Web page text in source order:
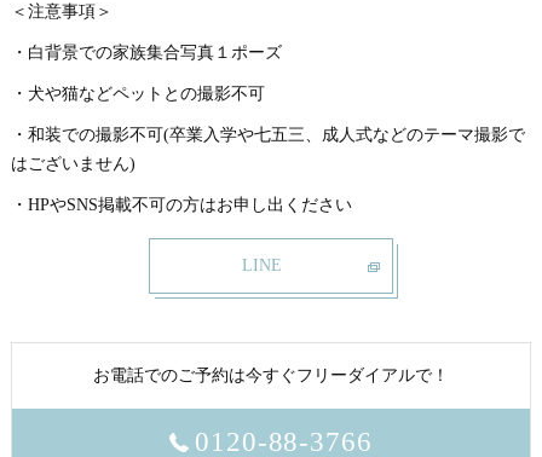
＜注意事項＞
・白背景での家族集合写真１ポーズ
・犬や猫などペットとの撮影不可
・和装での撮影不可(卒業入学や七五三、成人式などのテーマ撮影で
はございません)
・HPやSNS掲載不可の方はお申し出ください
LINE
お電話でのご予約は今すぐフリーダイアルで！
0120-88-3766